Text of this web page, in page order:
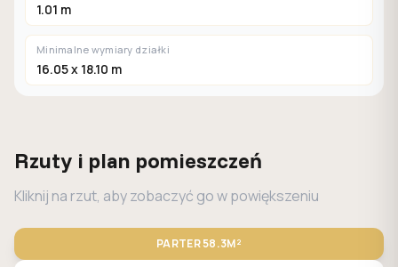
1.01 m
Minimalne wymiary działki
16.05 x 18.10 m
Rzuty i plan pomieszczeń
Kliknij na rzut, aby zobaczyć go w powiększeniu
PARTER58.3M²